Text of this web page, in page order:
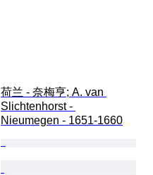
荷兰 - 奈梅亨; A. van
Slichtenhorst -
Nieumegen - 1651-1660